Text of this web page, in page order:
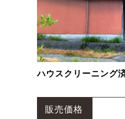
ハウスクリーニング
販売価格